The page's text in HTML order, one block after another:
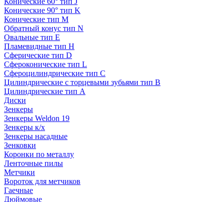
Конические 90° тип K
Конические тип M
Обратный конус тип N
Овальные тип E
Пламевидные тип H
Сферические тип D
Сфероконические тип L
Сфероцилиндрические тип C
Цилиндрические с торцевыми зубьями тип B
Цилиндрические тип А
Диски
Зенкеры
Зенкеры Weldon 19
Зенкеры к/х
Зенкеры насадные
Зенковки
Коронки по металлу
Ленточные пилы
Метчики
Вороток для метчиков
Гаечные
Дюймовые